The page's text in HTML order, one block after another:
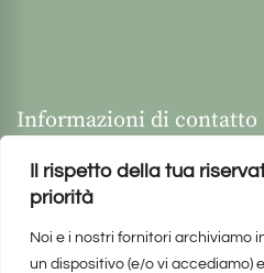
Il rispetto della tua
priorità
Noi e i nostri fornitori archiviamo
un dispositivo (e/o vi accediamo)
Informazioni di contatto